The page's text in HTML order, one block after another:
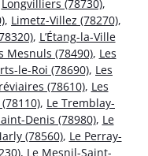
Longvilliers (78730),
, Limetz-Villez (78270),
, L’Étang-la-Ville
Mesnuls (78490), Les
le-Roi (78690), Les
(78610), Les
, Le Tremblay-
Denis (78980), Le
(78560), Le Perray-
, Le Mesnil-Saint-